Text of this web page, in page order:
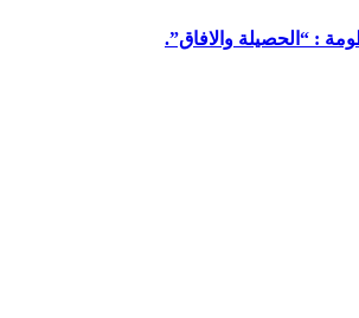
: “الحصيلة والافاق”.